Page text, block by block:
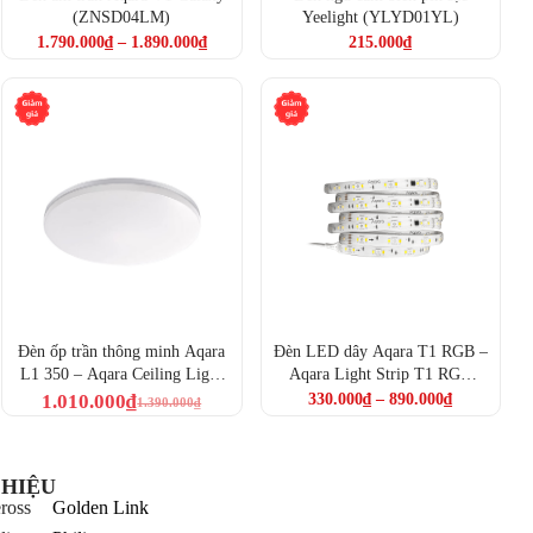
(ZNSD04LM)
1.790.000₫ – 1.890.000₫
Yeelight (YLYD01YL)
215.000₫
Đèn ốp trần thông minh Aqara
L1 350 – Aqara Ceiling Light
L1-350 (ZNXDD01LM)
1.390.000₫
1.010.000₫
Đèn LED dây Aqara T1 RGB –
Aqara Light Strip T1 RGB
(RLS-K01D)
330.000₫ – 890.000₫
Golden Link